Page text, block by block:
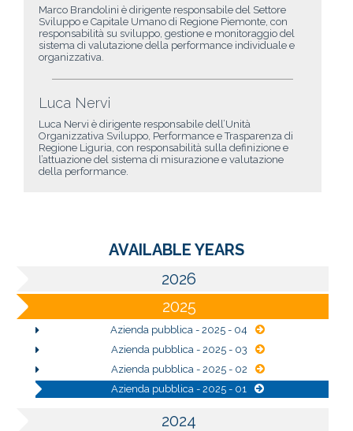
Marco Brandolini è dirigente responsabile del Settore
Sviluppo e Capitale Umano di Regione Piemonte, con
responsabilità su sviluppo, gestione e monitoraggio del
sistema di valutazione della performance individuale e
organizzativa.
Luca Nervi
Luca Nervi è dirigente responsabile dell’Unità
Organizzativa Sviluppo, Performance e Trasparenza di
Regione Liguria, con responsabilità sulla definizione e
l’attuazione del sistema di misurazione e valutazione
della performance.
AVAILABLE YEARS
2026
2025
Azienda pubblica - 2025 - 04
Azienda pubblica - 2025 - 03
Azienda pubblica - 2025 - 02
Azienda pubblica - 2025 - 01
2024